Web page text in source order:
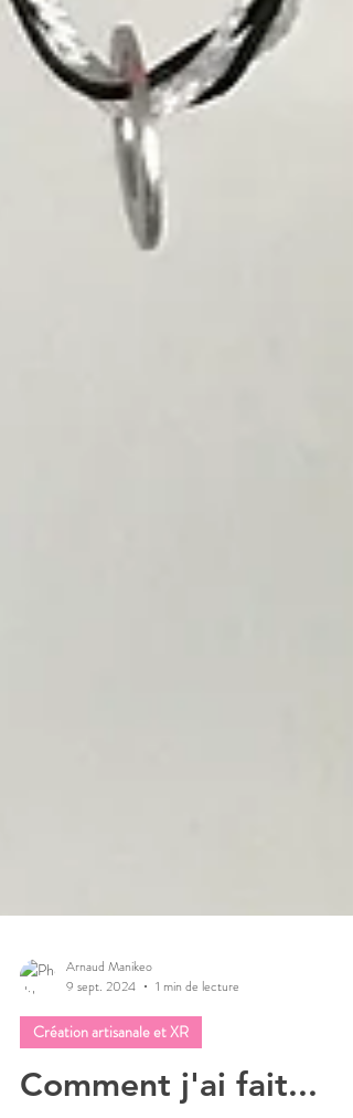
Arnaud Manikeo
9 sept. 2024
1 min de lecture
Création artisanale et XR